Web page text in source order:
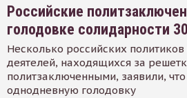
Российские
голодовке солидарности
Несколько российских
деятелей, находящихся за
политзаключенными, заявили,
однодневную голодовку